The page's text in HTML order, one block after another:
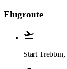
Flugroute
Start Trebbin,